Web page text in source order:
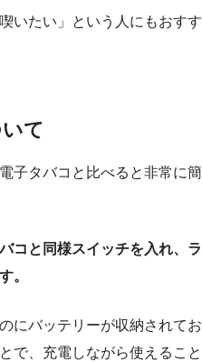
いたい」という人にもおすす
て
子タバコと比べると非常に簡
コと同様スイッチを入れ、ラ
。
にバッテリーが収納されてお
で、充電しながら使えること